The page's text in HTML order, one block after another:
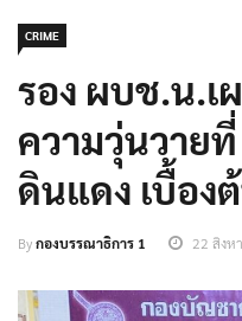
CRIME
รอง ผบช.น.เ
ความวุ่นวาย
ดินแดง เบื้อง
Byกองบรรณาธิการ 1 22 สิงห